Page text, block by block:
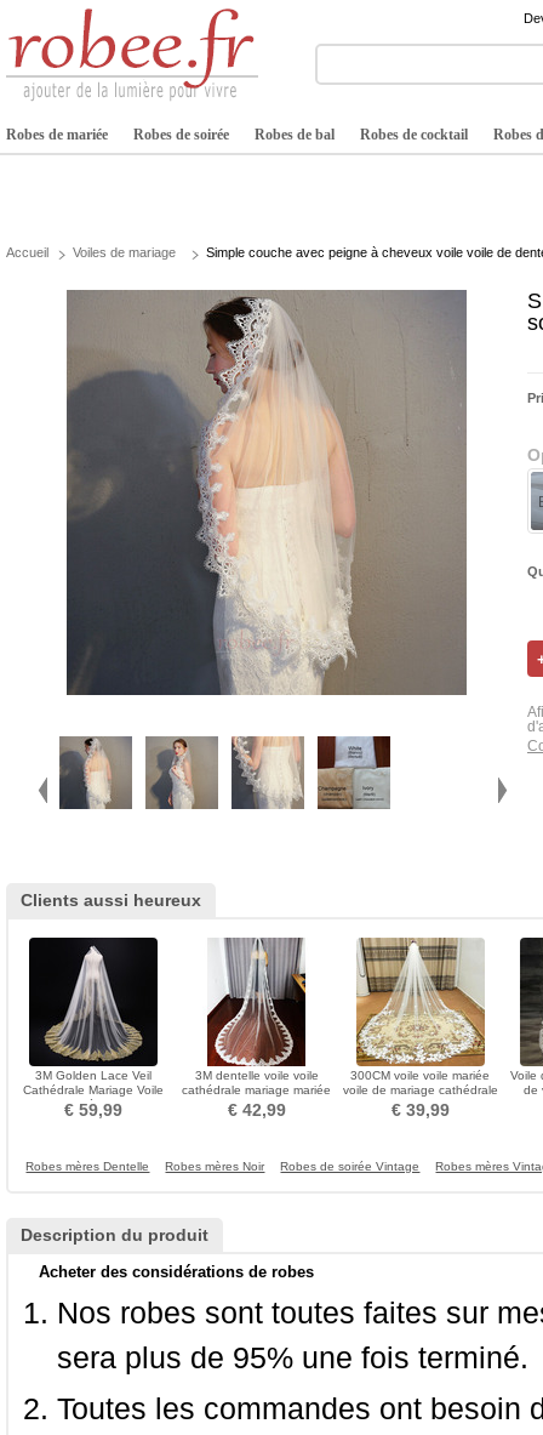
Robes de mariée Robes de soirée Robes de bal Robes de cocktail Robes
Accueil Voiles de mariage Simple couche avec peigne à cheveux voile voile de
Clients aussi heureux
3M Golden Lace Veil
Cathédrale Mariage Voile
Voile de Mariée Accessoires
de Mariage
€ 59,99
3M dentelle voile voile
cathédrale mariage mariée
voile
€ 42,99
300CM voile voile mariée
voile de mariage cathédrale
voile voile voile de fleur
€ 39,99
Voile
de
Robes mères Dentelle Robes mères Noir Robes de soirée Vintage Robes mères
Description du produit
Acheter des considérations de robes
Nos robes sont toutes faites sur
sera plus de 95% une fois terminé.
Toutes les commandes ont besoin